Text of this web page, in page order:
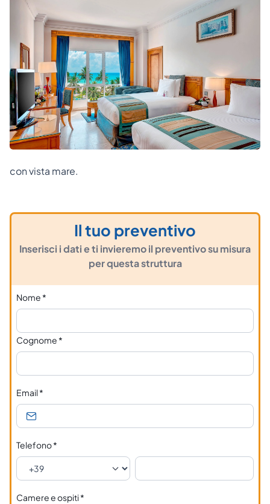
con vista mare.
Il tuo preventivo
Inserisci i dati e ti invieremo il preventivo su misura
per questa struttura
Nome*
Cognome*
Email*
Telefono*
Camere e ospiti*